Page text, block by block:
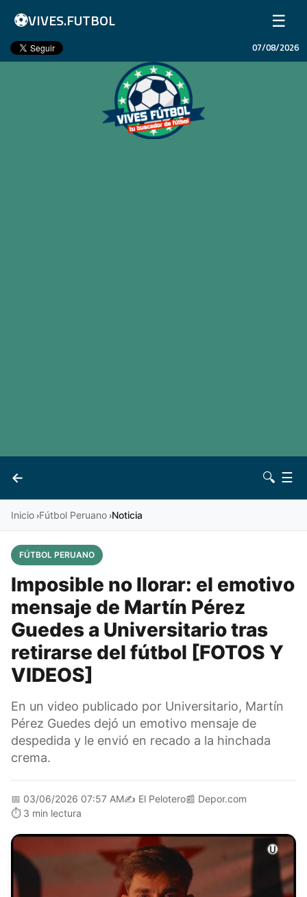
⚽VIVES.FUTBOL ☰
Inicio
07/08/2026
←
Vives 🔍 ☰
Inicio ›Fútbol Peruano ›Noticia
FÚTBOL PERUANO
Imposible no llorar: el emotivo
mensaje de Martín Pérez
Guedes a Universitario tras
retirarse del fútbol [FOTOS Y
VIDEOS]
En un video publicado por Universitario, Martín
Pérez Guedes dejó un emotivo mensaje de
despedida y le envió en recado a la hinchada
crema.
📅 03/06/2026 07:57 AM✍️ El Pelotero📰 Depor.com
⏱️ 3 min lectura